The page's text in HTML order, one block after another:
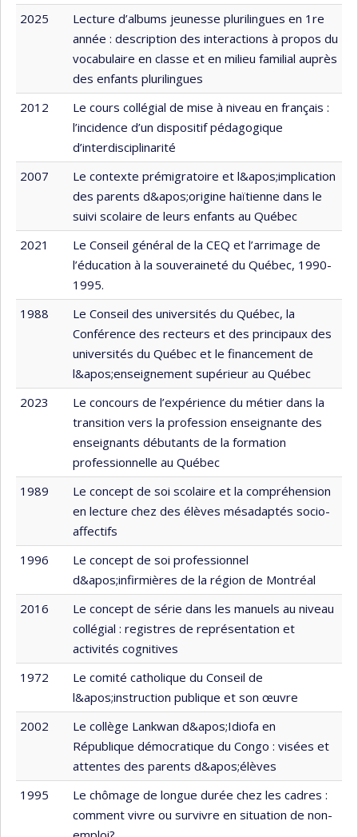
2025
Lecture d’albums jeunesse plurilingues en 1re
année : description des interactions à propos du
vocabulaire en classe et en milieu familial auprès
des enfants plurilingues
2012
Le cours collégial de mise à niveau en français :
l’incidence d’un dispositif pédagogique
d’interdisciplinarité
2007
Le contexte prémigratoire et l&apos;implication
des parents d&apos;origine haïtienne dans le
suivi scolaire de leurs enfants au Québec
2021
Le Conseil général de la CEQ et l’arrimage de
l’éducation à la souveraineté du Québec, 1990-
1995.
1988
Le Conseil des universités du Québec, la
Conférence des recteurs et des principaux des
universités du Québec et le financement de
l&apos;enseignement supérieur au Québec
2023
Le concours de l’expérience du métier dans la
transition vers la profession enseignante des
enseignants débutants de la formation
professionnelle au Québec
1989
Le concept de soi scolaire et la compréhension
en lecture chez des élèves mésadaptés socio-
affectifs
1996
Le concept de soi professionnel
d&apos;infirmières de la région de Montréal
2016
Le concept de série dans les manuels au niveau
collégial : registres de représentation et
activités cognitives
1972
Le comité catholique du Conseil de
l&apos;instruction publique et son œuvre
2002
Le collège Lankwan d&apos;Idiofa en
République démocratique du Congo : visées et
attentes des parents d&apos;élèves
1995
Le chômage de longue durée chez les cadres :
comment vivre ou survivre en situation de non-